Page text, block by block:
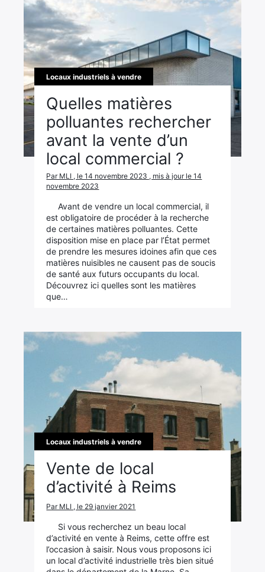
Locaux industriels à vendre
Quelles matières
polluantes rechercher
avant la vente d’un
local commercial ?
Par MLI , le 14 novembre 2023 , mis à jour le 14
novembre 2023
Avant de vendre un local commercial, il
est obligatoire de procéder à la recherche
de certaines matières polluantes. Cette
disposition mise en place par l’État permet
de prendre les mesures idoines afin que ces
matières nuisibles ne causent pas de soucis
de santé aux futurs occupants du local.
Découvrez ici quelles sont les matières
que…
Locaux industriels à vendre
Vente de local
d’activité à Reims
Par MLI , le 29 janvier 2021
Si vous recherchez un beau local
d’activité en vente à Reims, cette offre est
l’occasion à saisir. Nous vous proposons ici
un local d’activité industrielle très bien situé